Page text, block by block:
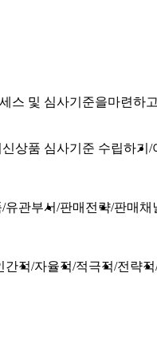
스 및 심사기준을마련하
상품 심사기준 수립하기
유관부서 판매전략 판매채
간적 자율적 적극적 전략적